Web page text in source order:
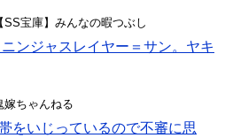
SS宝庫】みんなの暇つぶし
ンジャスレイヤー＝サン。ヤキ
嫁ちゃんねる
をいじっているので不審に思